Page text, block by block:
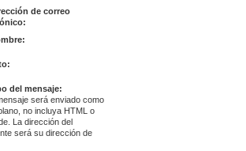
de correo
del mensaje:
será enviado como
no incluya HTML o
La dirección del
será su dirección de